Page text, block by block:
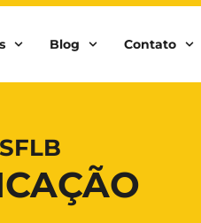
Blog Contato
SFLB